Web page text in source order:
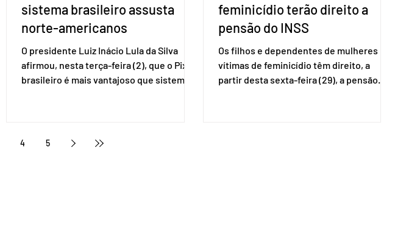
sistema brasileiro assusta
norte-americanos
O presidente Luiz Inácio Lula da Silva
afirmou, nesta terça-feira (2), que o Pix
brasileiro é mais vantajoso que sistemas
Lula destacou as vantagens da
feminicídio terão direito a
pensão do INSS
Os filhos e dependentes de mulheres
vítimas de feminicídio têm direito, a
partir desta sexta-feira (29), a pensão
4 5